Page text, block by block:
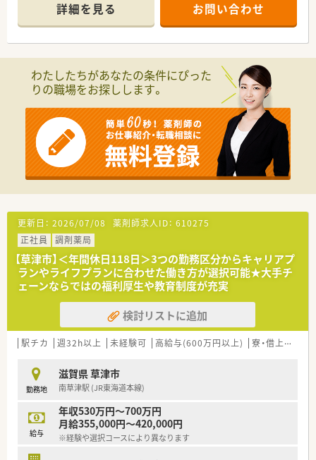
詳細を見る お問い合わせ
わたしたちがあなたの条件にぴった
りの職場をお探しします。
更新日： 2026/07/08 薬剤師求人ID： 610275
正社員
調剤薬局
【草津市】＜年間休日118日＞3つの勤務区分からキャリアプ
ランやライフプランに合わせた働き方が選択可能★大手チ
ェーンならではの福利厚生や教育制度が充実
検討リストに追加
駅チカ 週32h以上 未経験可 高給与(600万円以上) 寮・借上社宅あり
勤務地
滋賀県 草津市
南草津駅 (JR東海道本線)
給与
年収530万円～700万円
月給355,000円～420,000円
※経験や選択コースにより異なります